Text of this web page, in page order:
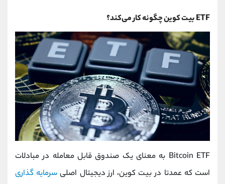
ETF بیت کوین چگونه کار می‌کند؟
Bitcoin ETF به معنای یک صندوق قابل معامله در مبادلات
است که عمدتا در بیت کوین، ارز دیجیتال اصلی سرمایه گذاری